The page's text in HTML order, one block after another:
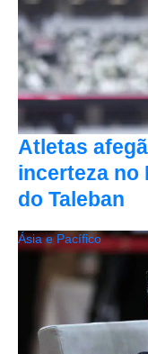
Atletas
incerteza no
do Taleban
Ásia e Pacífico